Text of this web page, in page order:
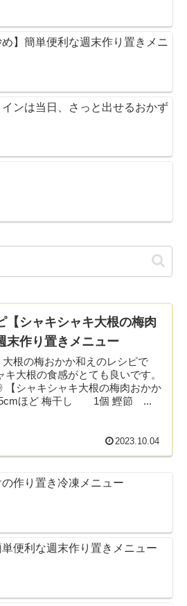
】簡単便利な週末作り置きメニ
ンは当日、さっと出せるおかず
【シャキシャキ大根の梅肉
末作り置きメニュー
根の梅おかか和えのレシピで
大根の食感がとても良いです。
シャキシャキ大根の梅肉おかか
ほど 梅干し 1個 鰹節 ...
2023.10.04
作り置き冷凍メニュー
便利な週末作り置きメニュー